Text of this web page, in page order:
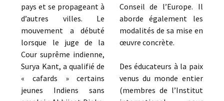
pays et se propageant à
d’autres villes. Le
mouvement a débuté
lorsque le juge de la
Cour suprême indienne,
Surya Kant, a qualifié de
« cafards » certains
jeunes Indiens sans
Conseil de l’Europe. Il
aborde également les
modalités de sa mise en
œuvre concrète.
Des éducateurs à la paix
venus du monde entier
(membres de l’Institut